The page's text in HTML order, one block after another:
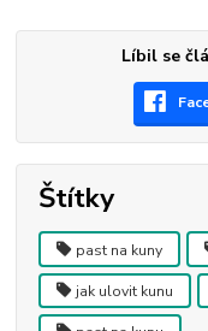
Líbil se
Štítky
past na kuny
jak ulovit kunu